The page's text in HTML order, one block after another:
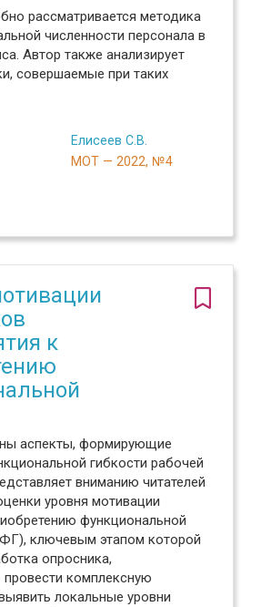
рассматривается методика
численности персонала в
Автор также анализирует
совершаемые при таких
Елисеев С.В.
МОТ — 2022, №4
к
аспекты, формирующие
гибкости рабочей
вниманию читателей
уровня мотивации
функциональной
ключевым этапом которой
опросника,
комплексную
локальные уровни